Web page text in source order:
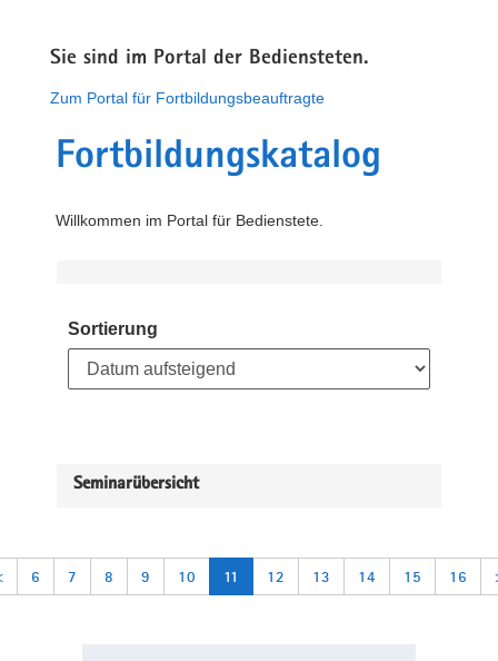
Sie sind im Portal der Bediensteten.
Zum Portal für Fortbildungsbeauftragte
Fortbildungskatalog
Willkommen im Portal für Bedienstete.
Sortierung
Seminarübersicht
6 7 8 9 10 11 12 13 14 15 16